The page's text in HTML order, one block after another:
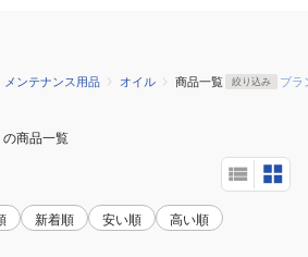
メンテナンス用品 オイル 商品一覧 絞り込み ブラ
の商品一覧
新着順 安い順 高い順